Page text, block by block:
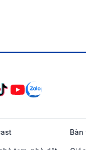
Bàn